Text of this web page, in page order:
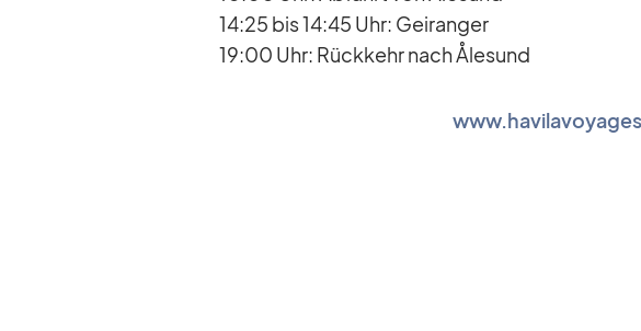
14:25 bis 14:45 Uhr: Ge­i­ran­ger
19:00 Uhr: Rück­kehr nach Åle­sund